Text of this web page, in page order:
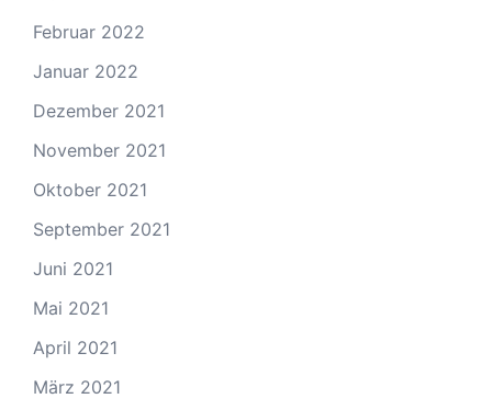
Februar 2022
Januar 2022
Dezember 2021
November 2021
Oktober 2021
September 2021
Juni 2021
Mai 2021
April 2021
März 2021